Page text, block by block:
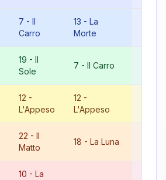
7 - Il
Carro
13 - La
Morte
19 - Il
Sole
7 - Il Carro
12 -
L'Appeso
12 -
L'Appeso
22 - Il
Matto
18 - La Luna
10 - La